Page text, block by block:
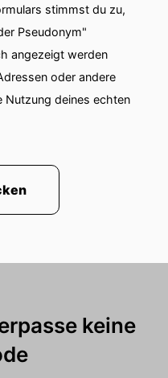
stimmst du zu,
Pseudonym"
angezeigt werden
oder andere
Nutzung deines echten
keine